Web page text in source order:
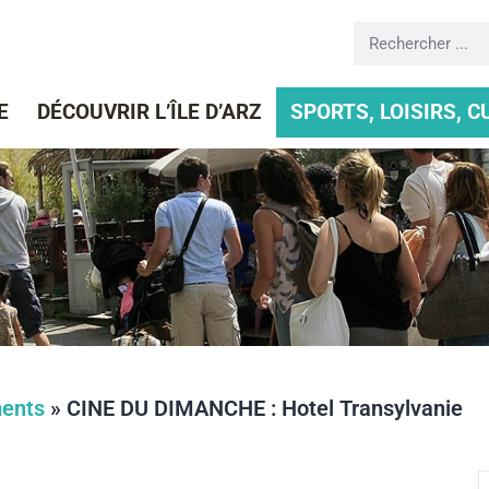
DÉCOUVRIR L’ÎLE D’ARZ SPORTS, LOISIRS,
» CINE DU DIMANCHE : Hotel Transylvanie